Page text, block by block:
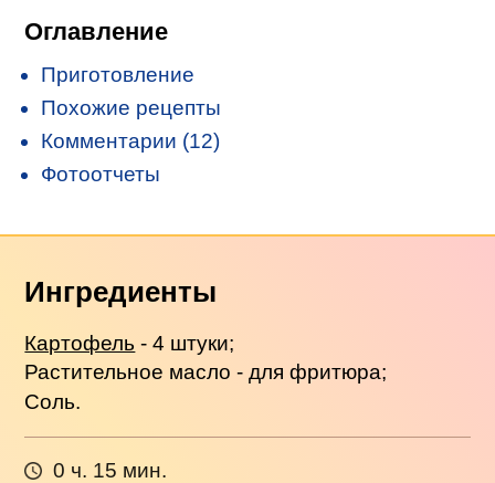
Оглавление
Приготовление
Похожие рецепты
Комментарии (12)
Фотоотчеты
Ингредиенты
Картофель - 4 штуки;
Растительное масло - для фритюра;
Соль.
0 ч. 15 мин.